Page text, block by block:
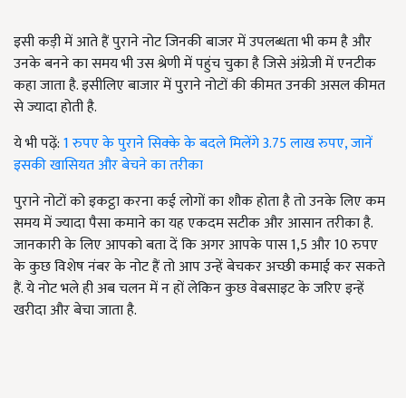
इसी कड़ी में आते हैं पुराने नोट जिनकी बाजर में उपलब्धता भी कम है और
उनके बनने का समय भी उस श्रेणी में पहुंच चुका है जिसे अंग्रेजी में एनटीक
कहा जाता है. इसीलिए बाजार में पुराने नोटों की कीमत उनकी असल कीमत
से ज्यादा होती है.
ये भी पढ़ें:1 रुपए के पुराने सिक्के के बदले मिलेंगे 3.75 लाख रुपए, जानें
इसकी खासियत और बेचने का तरीका
पुराने नोटों को इकट्ठा करना कई लोगों का शौक होता है तो उनके लिए कम
समय में ज्यादा पैसा कमाने का यह एकदम सटीक और आसान तरीका है.
जानकारी के लिए आपको बता दें कि अगर आपके पास 1,5 और 10 रुपए
के कुछ विशेष नंबर के नोट हैं तो आप उन्हें बेचकर अच्छी कमाई कर सकते
हैं. ये नोट भले ही अब चलन में न हों लेकिन कुछ वेबसाइट के जरिए इन्हें
खरीदा और बेचा जाता है.